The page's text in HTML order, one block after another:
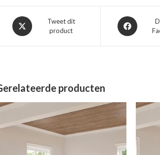
Opent
in
Tweet dit
product
Opent
in
producten